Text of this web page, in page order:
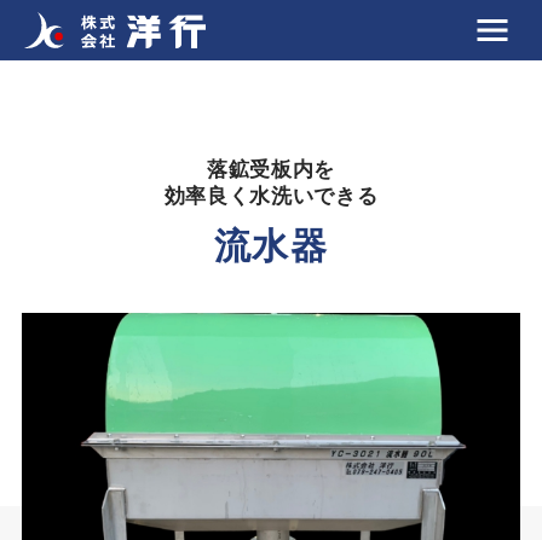
落鉱受板内を
効率良く水洗いできる
流水器